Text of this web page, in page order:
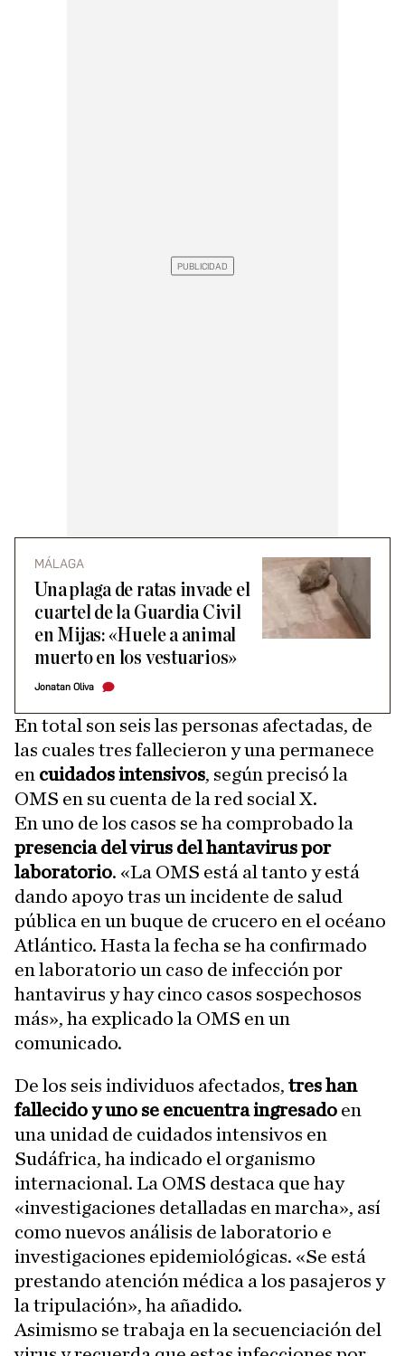
MÁLAGA
Una plaga de ratas invade el
cuartel de la Guardia Civil
en Mijas: «Huele a animal
muerto en los vestuarios»
Jonatan Oliva
En total son seis las personas afectadas, de
las cuales tres fallecieron y una permanece
en cuidados intensivos, según precisó la
OMS en su cuenta de la red social X.
En uno de los casos se ha comprobado la
presencia del virus del hantavirus por
laboratorio. «La OMS está al tanto y está
dando apoyo tras un incidente de salud
pública en un buque de crucero en el océano
Atlántico. Hasta la fecha se ha confirmado
en laboratorio un caso de infección por
hantavirus y hay cinco casos sospechosos
más», ha explicado la OMS en un
comunicado.
De los seis individuos afectados, tres han
fallecido y uno se encuentra ingresado en
una unidad de cuidados intensivos en
Sudáfrica, ha indicado el organismo
internacional. La OMS destaca que hay
«investigaciones detalladas en marcha», así
como nuevos análisis de laboratorio e
investigaciones epidemiológicas. «Se está
prestando atención médica a los pasajeros y
la tripulación», ha añadido.
Asimismo se trabaja en la secuenciación del